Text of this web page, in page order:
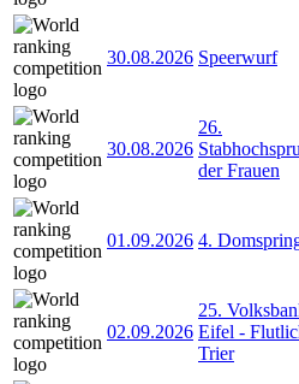
30.08.2026 Speerwurf
30.08.2026
26.
der Frauen
01.09.2026 4.
02.09.2026
25.
Eifel -
Trier